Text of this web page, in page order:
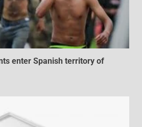
enter Spanish territory of